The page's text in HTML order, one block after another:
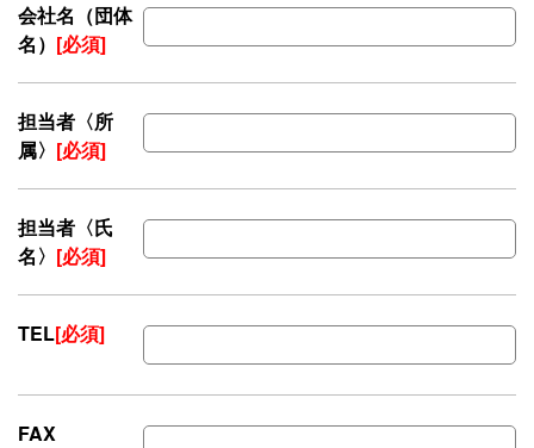
会社名（団体
名） [必須]
担当者〈所
属〉 [必須]
担当者〈氏
名〉 [必須]
TEL[必須]
FAX